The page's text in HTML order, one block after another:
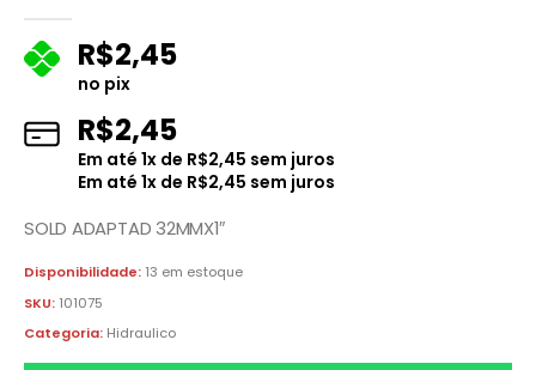
R$2,45
no pix
R$2,45
Em até 1x de R$2,45 sem juros
Em até 1x de R$2,45 sem juros
SOLD ADAPTAD 32MMX1″
Disponibilidade: 13 em estoque
SKU: 101075
Categoria: Hidraulico